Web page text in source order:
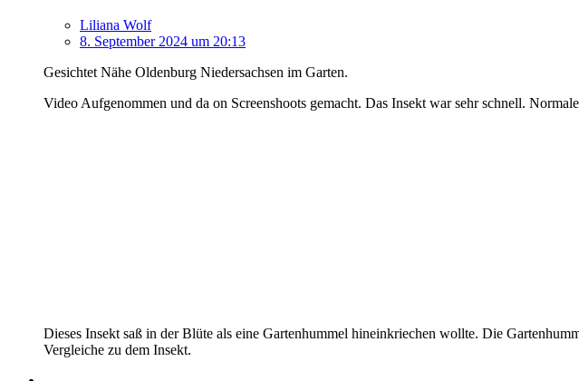
Liliana Wolf
8. September 2024 um 20:13
Gesichtet Nähe Oldenburg Niedersachsen im Garten.
Video Aufgenommen und da on Screenshoots gemacht. Das Insekt war sehr schnell.
Dieses Insekt saß in der Blüte als eine Gartenhummel hineinkriechen wollte. Die
Vergleiche zu dem Insekt.